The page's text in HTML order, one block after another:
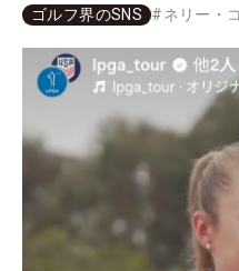
ゴルフ界のSNS #ネリー・